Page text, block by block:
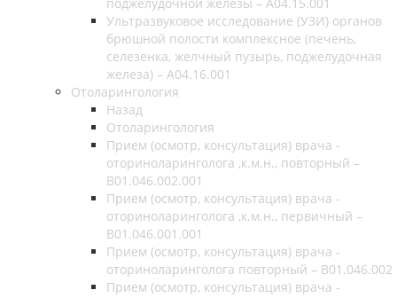
Ультразвуковое исследование (УЗИ) органов
брюшной полости комплексное (печень,
селезенка, желчный пузырь, поджелудочная
железа) – A04.16.001
Отоларингология
Назад
Отоларингология
Прием (осмотр, консультация) врача -
оториноларинголога ,к.м.н., повторный –
B01.046.002.001
Прием (осмотр, консультация) врача -
оториноларинголога ,к.м.н., первичный –
B01.046.001.001
Прием (осмотр, консультация) врача -
оториноларинголога повторный – B01.046.002
Прием (осмотр, консультация) врача -